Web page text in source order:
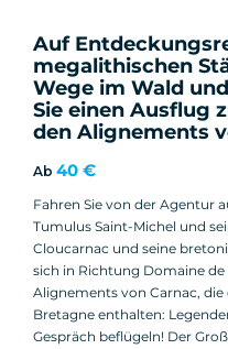
Auf
megalithischen
Wege im Wald
Sie einen Ausflug
den Alignements
Ab 40 €
Fahren Sie von der Agentur
Tumulus Saint-Michel und
Cloucarnac und seine
sich in Richtung Domaine
Alignements von Carnac, die
Bretagne enthalten:
Gespräch beflügeln! Der